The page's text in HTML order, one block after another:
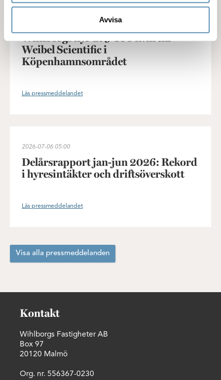
Avvisa
Wihlborgs hyr ut 9 400 kvm till Weibel Scientific i
Wihlborgs hyr ut 9 400 kvm till
Weibel Scientific i
Köpenhamnsområdet
Läs pressmeddelandet
2026-07-06 05:00
Delårsrapport jan-jun 2026: Rekord
i hyresintäkter och driftsöverskott
Läs pressmeddelandet
Visa alla pressmeddelanden
Kontakt
Wihlborgs Fastigheter AB
Box 97
20120 Malmö
Org. nr. 556367-0230